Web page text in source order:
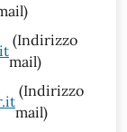
(Indirizzo
mail)
(Indirizzo
mail)